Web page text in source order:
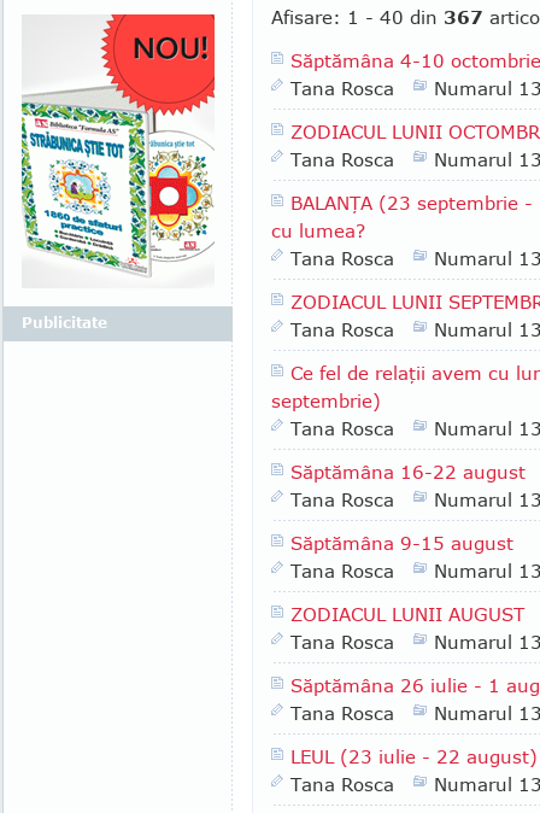
Afisare: 1 - 40 din 367
Săptămâna 4-10 octombrie
Tana Rosca
Numarul
ZODIACUL LUNII
Tana Rosca
Numarul
BALANŢA (23 septembrie
cu lumea?
Tana Rosca
Numarul
ZODIACUL LUNII
Tana Rosca
Numarul
Ce fel de relaţii avem cu
septembrie)
Tana Rosca
Numarul
Săptămâna 16-22 august
Tana Rosca
Numarul
Săptămâna 9-15 august
Tana Rosca
Numarul
ZODIACUL LUNII AUGUST
Tana Rosca
Numarul
Săptămâna 26 iulie - 1
Tana Rosca
Numarul
LEUL (23 iulie - 22
Tana Rosca
Numarul
Publicitate